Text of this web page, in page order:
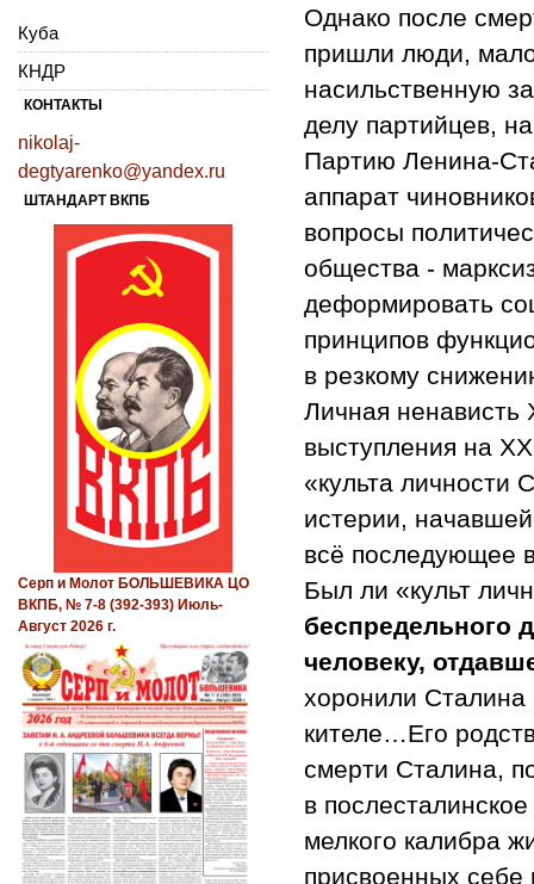
Однако после
пришли люди,
насильственную
делу партийцев,
Партию Ленина-
аппарат
вопросы
общества -
деформировать
принципов
в резкому
Личная ненависть
выступления на
«культа личности
истерии,
всё последующее
Был ли «культ
беспредельного
человеку,
хоронили
кителе…Его
смерти Сталина,
в
мелкого калибра
присвоенных себе
Куба
КНДР
КОНТАКТЫ
nikolaj-
degtyarenko@yandex.ru
ШТАНДАРТ ВКПБ
Серп и Молот БОЛЬШЕВИКА ЦО
ВКПБ, № 7-8 (392-393) Июль-
Август 2026 г.